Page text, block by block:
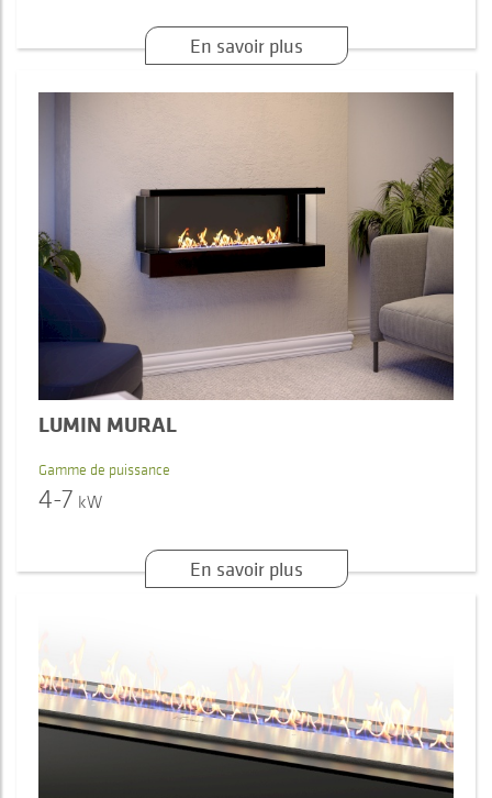
En savoir plus
LUMIN MURAL
Gamme de puissance
4-7 kW
En savoir plus